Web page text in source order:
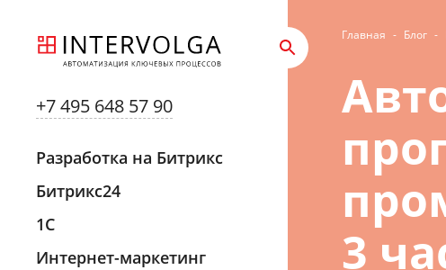
+7 495 648 57 90
Разработка на Битрикс
Битрикс24
1С
Интернет-маркетинг
Главная - Блог -
3